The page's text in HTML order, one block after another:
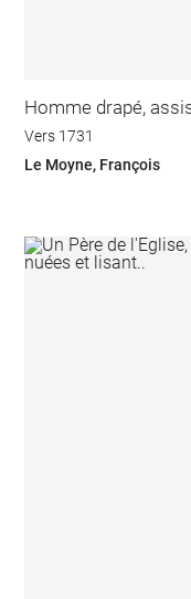
Homme drapé,
Vers 1731
Le Moyne, François